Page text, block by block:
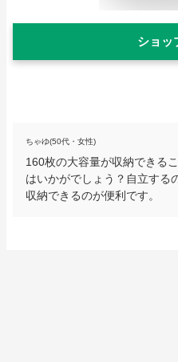
ショッ
ちゃゆ(50代・女性)
160枚の大容量が収納できる
はいかがでしょう？自立する
収納できるのが便利です。